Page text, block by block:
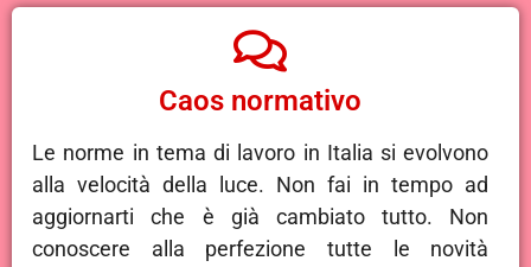
Caos normativo
Le norme in tema di lavoro in Italia si evolvono
alla velocità della luce. Non fai in tempo ad
aggiornarti che è già cambiato tutto. Non
conoscere alla perfezione tutte le novità